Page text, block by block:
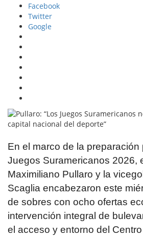
Facebook
Twitter
Google
En el marco de la preparación
Juegos Suramericanos 2026,
Maximiliano Pullaro y la
Scaglia encabezaron este
de sobres con ocho ofertas
intervención integral de
el acceso y entorno del